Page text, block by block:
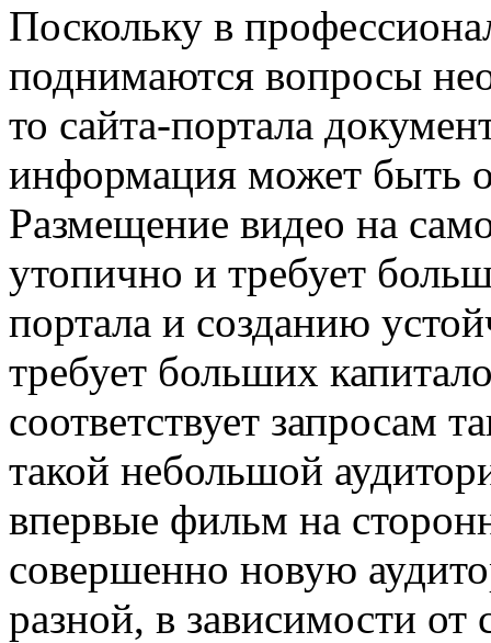
Поскольку в
поднимаются вопросы
то сайта-портала
информация может быть
Размещение видео на
утопично и требует
портала и созданию
требует больших
соответствует запросам
такой небольшой
впервые фильм на
совершенно новую
разной, в зависимости